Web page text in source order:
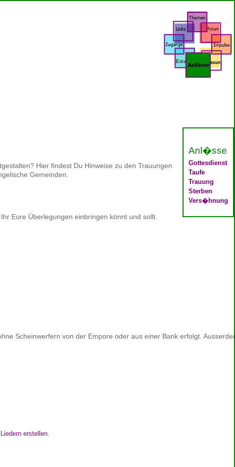
Anl�sse
Gottesdienst
Taufe
Trauung
Sterben
Vers�hnung
Hier findest Du Hinweise zu den Trauungen
Gemeinden.
Eure Überlegungen einbringen könnt und sollt.
Scheinwerfern von der Empore oder aus einer Bank erfolgt.
erstellen.